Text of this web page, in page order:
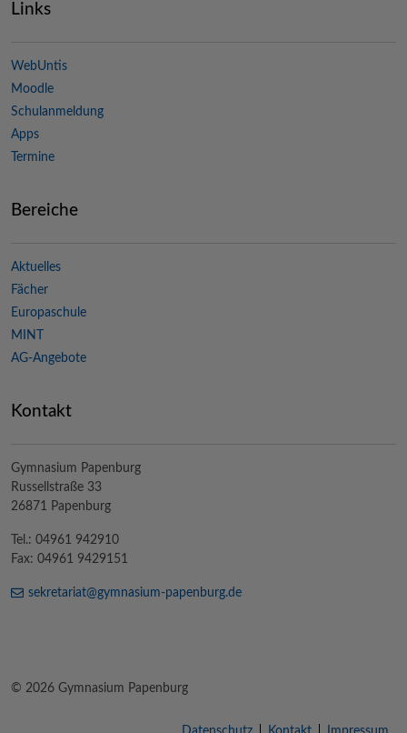
Links
WebUntis
Moodle
Schulanmeldung
Apps
Termine
Bereiche
Aktuelles
Fächer
Europaschule
MINT
AG-Angebote
Kontakt
Gymnasium Papenburg
Russellstraße 33
26871 Papenburg
Tel.: 04961 942910
Fax: 04961 9429151
sekretariat@gymnasium-papenburg.de
© 2026 Gymnasium Papenburg